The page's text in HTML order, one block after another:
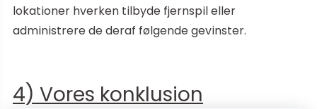
lokationer hverken tilbyde fjernspil eller
administrere de deraf følgende gevinster.
4) Vores konklusion